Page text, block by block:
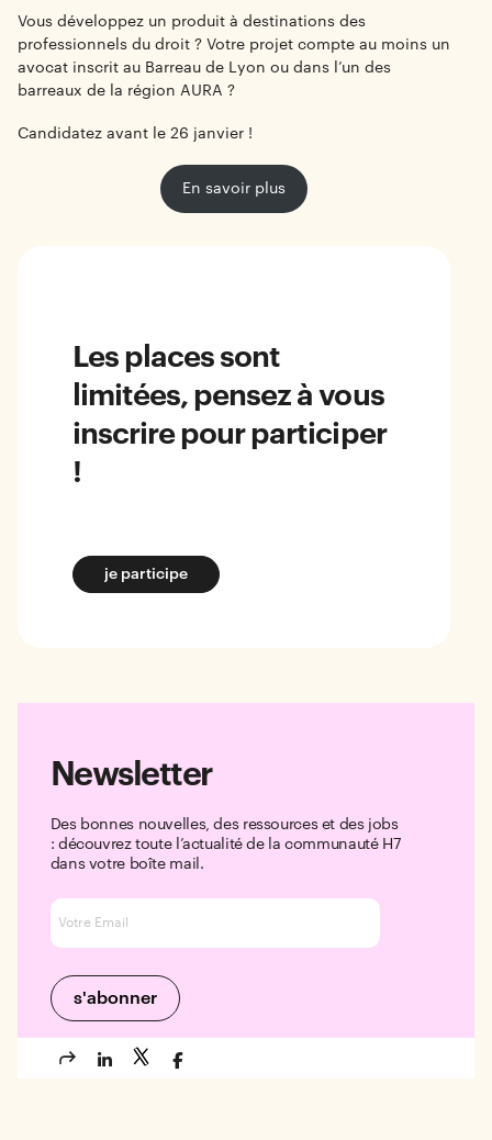
Vous développez un produit à destinations des
professionnels du droit ? Votre projet compte au moins un
avocat inscrit au Barreau de Lyon ou dans l’un des
barreaux de la région AURA ?
Candidatez avant le 26 janvier !
En savoir plus
Les places sont
limitées, pensez à vous
inscrire pour participer
!
je participe
Newsletter
Des bonnes nouvelles, des ressources et des jobs
: découvrez toute l’actualité de la communauté H7
dans votre boîte mail.